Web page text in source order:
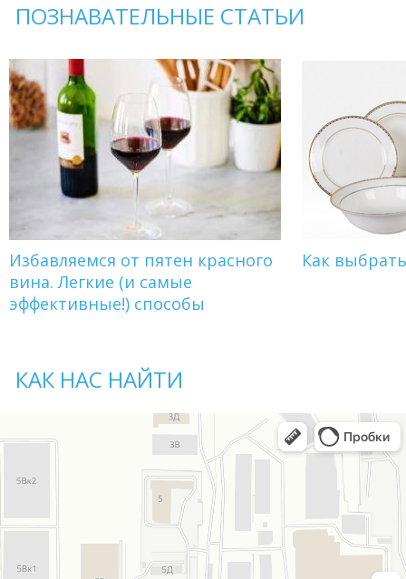
ПОЗНАВАТЕЛЬНЫЕ СТАТЬИ
Избавляемся от пятен красного
вина. Легкие (и самые
эффективные!) способы
Как
КАК НАС НАЙТИ